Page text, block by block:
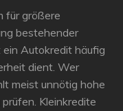
für größere
bestehender
Autokredit häufig
dient. Wer
meist unnötig hohe
Kleinkredite